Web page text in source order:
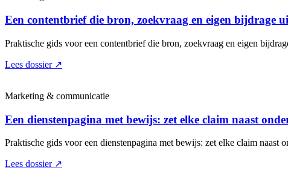
Een contentbrief die bron, zoekvraag en eigen bijdrage
Praktische gids voor een contentbrief die bron, zoekvraag en eigen
Lees dossier ↗
Marketing & communicatie
Een dienstenpagina met bewijs: zet elke claim naast
Praktische gids voor een dienstenpagina met bewijs: zet elke claim naast
Lees dossier ↗